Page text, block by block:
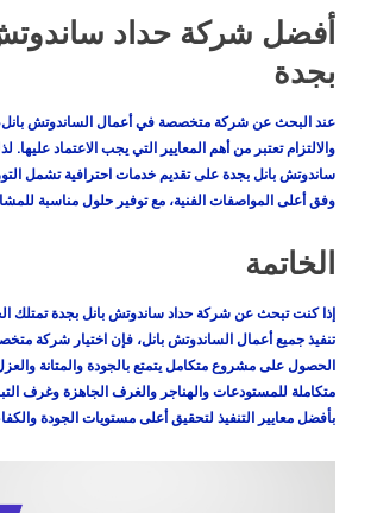
أفضل شركة حداد
بجدة
عند البحث عن شركة متخصصة في أعمال الساندوتش بانل،
والالتزام تعتبر من أهم المعايير التي يجب الاعتماد
ساندوتش بانل بجدة على تقديم خدمات احترافية تشمل
وفق أعلى المواصفات الفنية، مع توفير حلول مناسبة
الخاتمة
إذا كنت تبحث عن شركة حداد ساندوتش بانل بجدة تمتلك
تنفيذ جميع أعمال الساندوتش بانل، فإن اختيار شركة
الحصول على مشروع متكامل يتمتع بالجودة والمتانة
متكاملة للمستودعات والهناجر والغرف الجاهزة وغرف
بأفضل معايير التنفيذ لتحقيق أعلى مستويات الجودة